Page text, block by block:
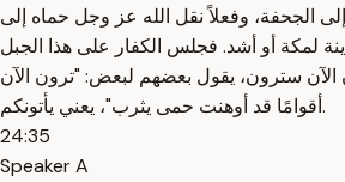
الجحفة، وفعلاً نقل الله عز وجل حماه إلى
لمكة أو أشد. فجلس الكفار على هذا الجبل
سترون، يقول بعضهم لبعض: "ترون الآن
أقوامًا قد أوهنت حمى يثرب"، يعني يأتونكم.
24:35
Speaker A